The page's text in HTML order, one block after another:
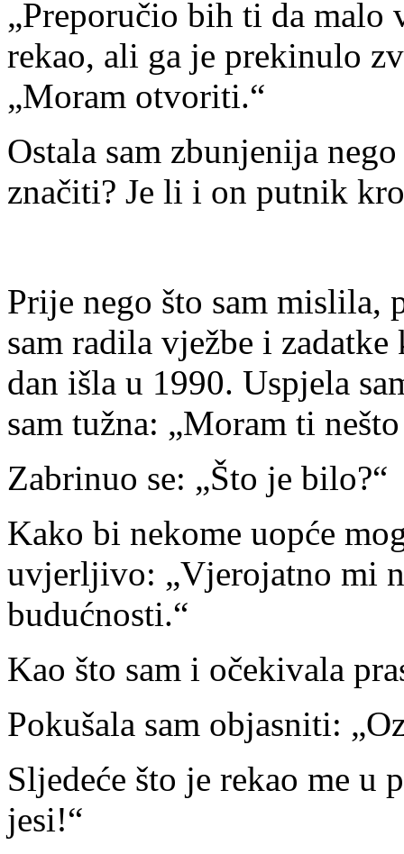
„Preporučio bih ti da malo
rekao, ali ga je prekinulo
„Moram otvoriti.“
Ostala sam zbunjenija
značiti? Je li i on putnik
Prije nego što sam mislila,
sam radila vježbe i
dan išla u 1990. Uspjela
sam tužna: „Moram ti
Zabrinuo se: „Što je bilo?“
Kako bi nekome uopće
uvjerljivo: „Vjerojatno mi
budućnosti.“
Kao što sam i očekivala
Pokušala sam objasniti:
Sljedeće što je rekao me u
jesi!“